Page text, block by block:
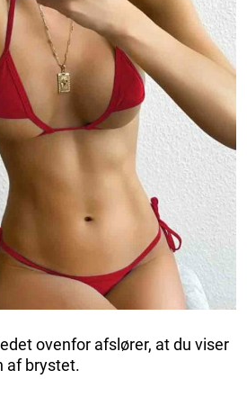
ovenfor afslører, at du viser
af ​​brystet.